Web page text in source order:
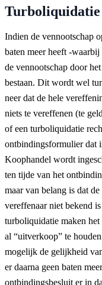
Turboliquidatie
Indien de vennootschap
baten meer heeft -
de vennootschap door
bestaan. Dit wordt wel
neer dat de hele
niets te vereffenen (te
of een turboliquidatie
ontbindingsformulier dat
Koophandel wordt
ten tijde van het
maar van belang is dat
vereffenaar niet bekend
turboliquidatie maken
al “uitverkoop” te
mogelijk de gelijkheid
er daarna geen baten
ontbindingsbesluit er in